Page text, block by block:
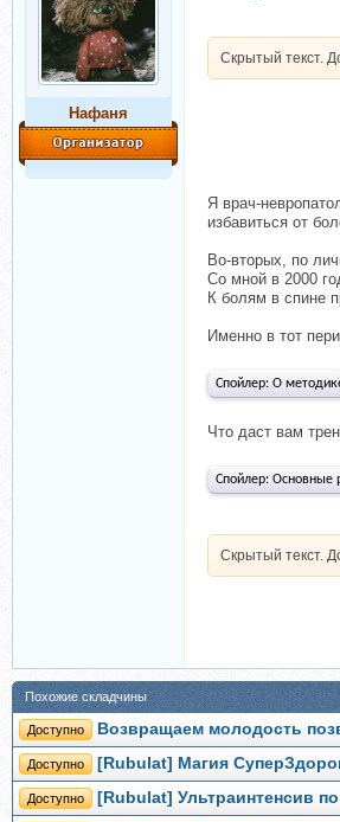
Нафаня
Скрытый текст.
Я врач-
избавиться от
Во-вторых, по
Со мной в 2000
К болям в спине
Именно в тот
Спойлер: О
Что даст вам
Спойлер: Основные
Скрытый текст.
Похожие складчины
Доступно Возвращаем молодость
Доступно [Rubulat] Магия
Доступно [Rubulat] Ультраинтенсив